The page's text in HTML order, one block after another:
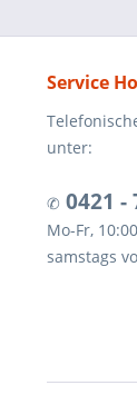
Service
unter:
✆ 0421 -
Mo-Fr,
samstags